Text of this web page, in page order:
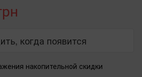
когда появится
накопительной скидки